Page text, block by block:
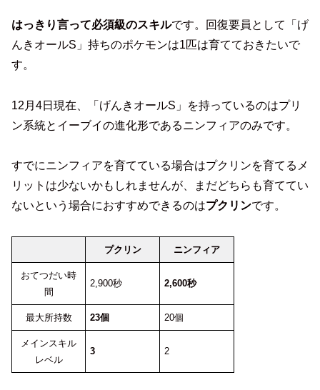
はっきり言って必須級のスキルです。回復要員として「げ
んきオールS」持ちのポケモンは1匹は育てておきたいで
す。
12月4日現在、「げんきオールS」を持っているのはプリ
ン系統とイーブイの進化形であるニンフィアのみです。
すでにニンフィアを育てている場合はプクリンを育てるメ
リットは少ないかもしれませんが、まだどちらも育ててい
ないという場合におすすめできるのはプクリンです。
プクリン ニンフィア
おてつだい時
間
2,900秒 2,600秒
最大所持数 23個 20個
メインスキル
レベル
3 2